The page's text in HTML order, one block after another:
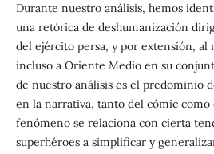
Durante nuestro análisis, hemos
una retórica de deshumanización
del ejército persa, y por extensión, al
incluso a Oriente Medio en su
de nuestro análisis es el predominio
en la narrativa, tanto del cómic como
fenómeno se relaciona con cierta
superhéroes a simplificar y